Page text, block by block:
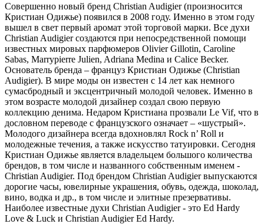
Совершенно новый бренд Christian Audigier (произносится
Кристиан Одижье) появился в 2008 году. Именно в этом году
вышел в свет первый аромат этой торговой марки. Все духи
Christian Audigier создаются при непосредственной помощи
известных мировых парфюмеров Olivier Gillotin, Caroline
Sabas, Marrypierre Julien, Adriana Medina и Calice Becker.
Основатель бренда – француз Кристиан Одижье (Christian
Audigier). В мире моды он известен с 14 лет как немного
сумасбродный и эксцентричный молодой человек. Именно в
этом возрасте молодой дизайнер создал свою первую
коллекцию денима. Недаром Кристиана прозвали Le Vif, что в
дословном переводе с французского означает – «шустрый».
Молодого дизайнера всегда вдохновлял Rock n’ Roll и
молодежные течения, а также искусство татуировки. Сегодня
Кристиан Одижье является владельцем большого количества
брендов, в том числе и названного собственным именем -
Christian Audigier. Под брендом Christian Audigier выпускаются
дорогие часы, ювелирные украшения, обувь, одежда, шоколад,
вино, водка и др., в том числе и элитные презервативы.
Наиболее известные духи Christian Audigier - это Ed Hardy
Love & Luck и Christian Audigier Ed Hardy.